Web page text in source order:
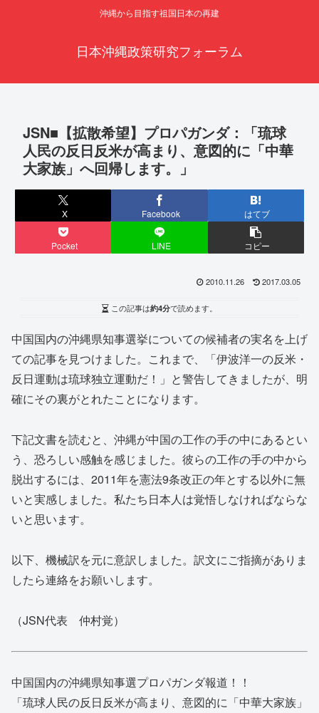
沖縄から目指す祖国日本の再建
日本沖縄政策研究フォーラム
JSN■【拡散希望】プロパガンダ：「琉球
人民の反日反米が高まり、意図的に「中華
大家族」へ回帰します。」
X Facebook はてブ
Pocket LINE コピー
2010.11.26 2017.03.05
この記事は約4分で読めます。
中国国内の沖縄県知事選挙についての候補者の実名を上げ
ての記事を見つけました。これまで、「伊波洋一の反米・
反日運動は琉球独立運動だ！」と警告してきましたが、明
確にその裏がとれたことになります。
下記文書を読むと、沖縄が中国の工作の手の中にあるとい
う、恐ろしい感触を感じました。彼らの工作の手の中から
脱出するには、2011年を憲法9条改正の年とする以外に無
いと実感しました。私たち日本人は覚悟しなければならな
いと思います。
以下、機械訳を元に意訳しました。訳文にご指摘がありま
したら連絡をお願いします。
（JSN代表 仲村覚）
中国国内の沖縄県知事選プロパガンダ報道！！
「琉球人民の反日反米が高まり、意図的に「中華大家族」